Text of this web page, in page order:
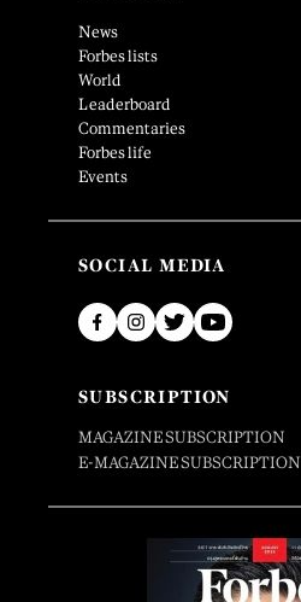
News
Forbes lists
World
Leaderboard
Commentaries
Forbes life
Events
SOCIAL MEDIA
SUBSCRIPTION
MAGAZINE SUBSCRIPTION
E-MAGAZINE SUBSCRIPTION